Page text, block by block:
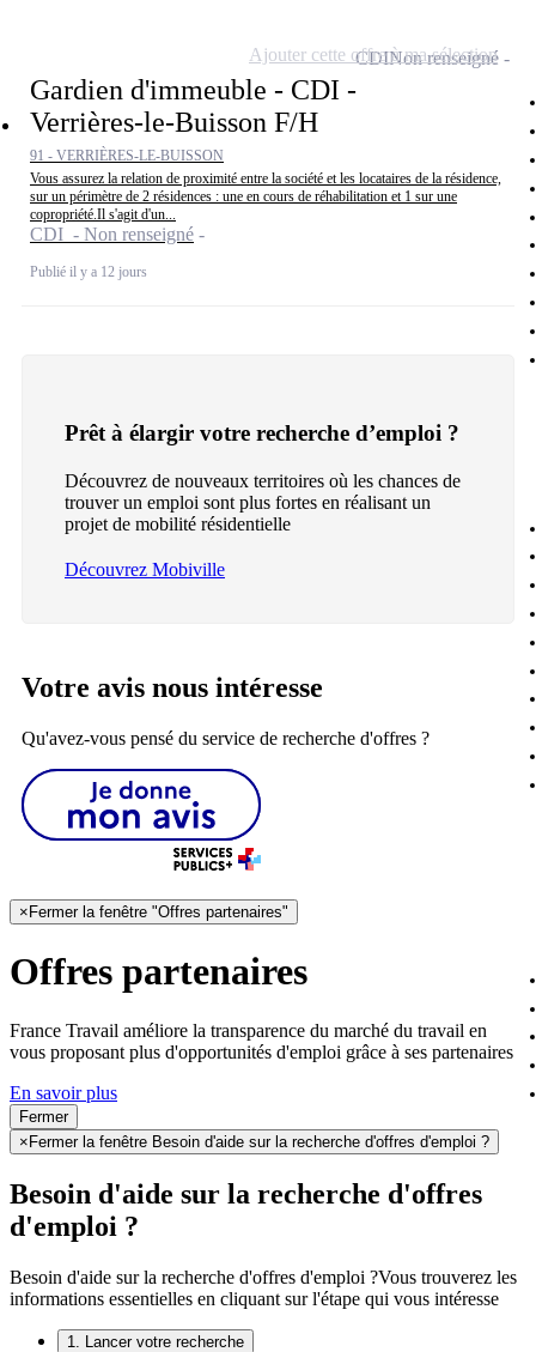
Gardien d'immeuble - CDI -
Verrières-le-Buisson F/H
91 - VERRIÈRES-LE-BUISSON
Vous assurez la relation de proximité entre la société et les locataires de la résidence,
sur un périmètre de 2 résidences : une en cours de réhabilitation et 1 sur une
copropriété.Il s'agit d'un...
CDI - Non renseigné
Publié il y a 12 jours
CDINon renseigné
Ajouter cette offre à ma sélection
Prêt à élargir votre recherche d’emploi ?
Découvrez de nouveaux territoires où les chances de
trouver un emploi sont plus fortes en réalisant un
projet de mobilité résidentielle
Découvrez Mobiville
Votre avis nous intéresse
Qu'avez-vous pensé du service de recherche d'offres ?
× Fermer la fenêtre "Offres partenaires"
Offres partenaires
France Travail améliore la transparence du marché du travail en
vous proposant plus d'opportunités d'emploi grâce à ses partenaires
En savoir plus
Fermer
× Fermer la fenêtre Besoin d'aide sur la recherche d'offres d'emploi ?
Besoin d'aide sur la recherche d'offres
d'emploi ?
Besoin d'aide sur la recherche d'offres d'emploi ?Vous trouverez les
informations essentielles en cliquant sur l'étape qui vous intéresse
1. Lancer votre recherche